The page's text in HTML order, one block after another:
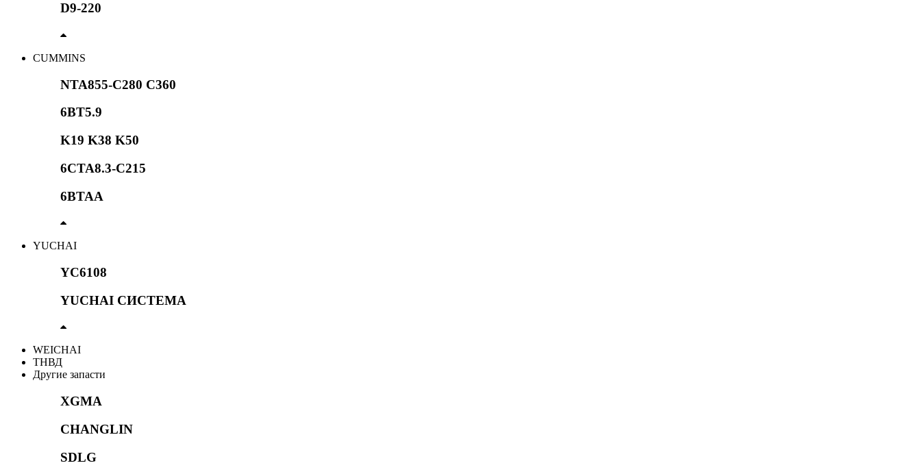
D9-220
CUMMINS
NTA855-C280 C360
6BT5.9
K19 K38 K50
6CTA8.3-C215
6BTAA
YUCHAI
YC6108
YUCHAI СИСТЕМА
WEICHAI
ТНВД
Другие запасти
XGMA
CHANGLIN
SDLG